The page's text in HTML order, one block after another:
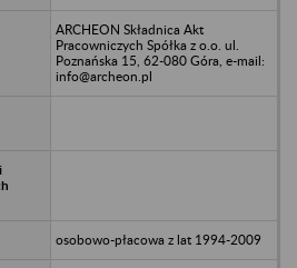
ARCHEON Składnica Akt
Pracowniczych Spółka z o.o. ul.
Poznańska 15, 62-080 Góra, e-mail:
info@archeon.pl
osobowo-płacowa z lat 1994-2009